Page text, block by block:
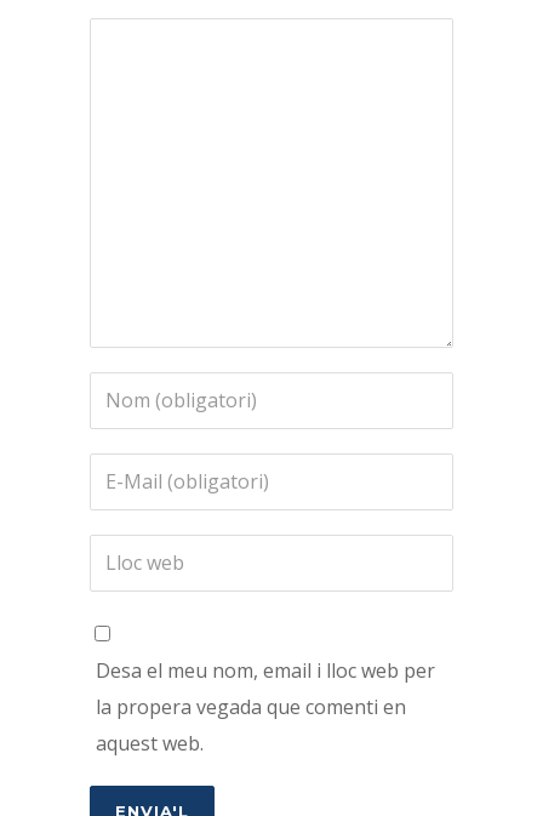
Desa el meu nom, email i lloc web per
la propera vegada que comenti en
aquest web.